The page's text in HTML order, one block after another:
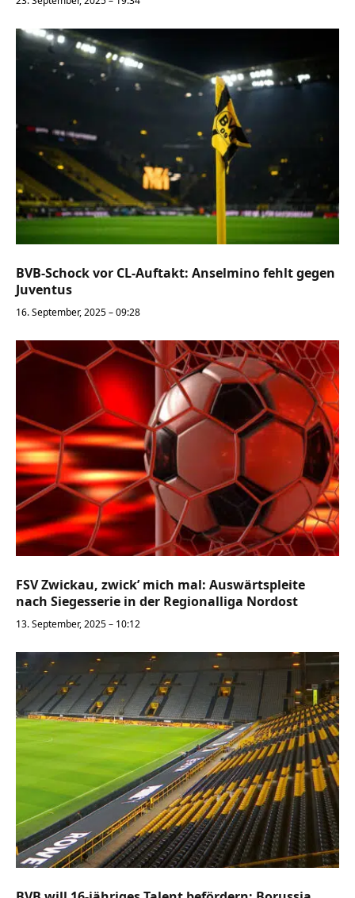
BVB-Schock vor CL-Auftakt: Anselmino fehlt gegen
Juventus
16. September, 2025 – 09:28
FSV Zwickau, zwick’ mich mal: Auswärtspleite
nach Siegesserie in der Regionalliga Nordost
13. September, 2025 – 10:12